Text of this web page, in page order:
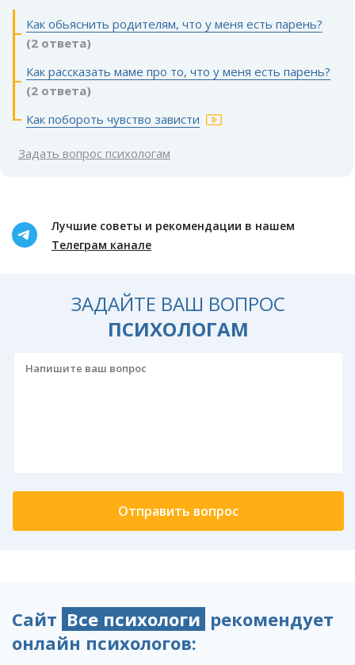
Как обьяснить родителям, что у меня есть парень?
(2 ответа)
Как рассказать маме про то, что у меня есть парень?
(2 ответа)
Как побороть чувство зависти
Задать вопрос психологам
Лучшие советы и рекомендации в нашем
Телеграм канале
ЗАДАЙТЕ ВАШ ВОПРОС
ПСИХОЛОГАМ
Сайт Все психологи рекомендует
онлайн психологов: